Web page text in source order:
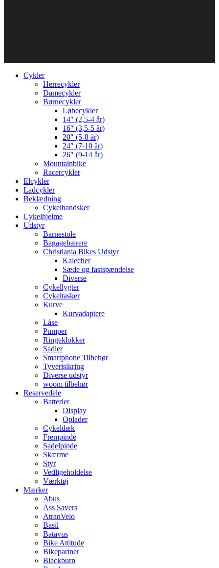
Cykler
Herrecykler
Damecykler
Børnecykler
Løbecykler
14″ (2,5-4 år)
16″ (3,5-5 år)
20″ (5-8 år)
24″ (7-10 år)
26″ (9-14 år)
Mountainbike
Racercykler
Elcykler
Ladcykler
Beklædning
Cykelhandsker
Cykelhjelme
Udstyr
Barnestole
Bagagebærere
Christiania Bikes Udstyr
Kalecher
Sæde og fastspændelse
Diverse
Cykellygter
Cykeltasker
Kurve
Kurvadaptere
Låse
Pumper
Ringeklokker
Sadler
Smartphone Tilbehør
Tyverisikring
Diverse udstyr
woom tilbehør
Reservedele
Batterier
Display
Oplader
Cykeldæk
Frempinde
Sadelpinde
Skærme
Styr
Vedligeholdelse
Værktøj
Mærker
Abus
Ass Savers
AtranVelo
Basil
Batavus
Bike Attitude
Bikepartner
Blackburn